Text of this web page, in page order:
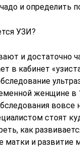
и определить
УЗИ?
и достаточно
в кабинет
женщине в
вовсе
стоят
как
матки и развитие